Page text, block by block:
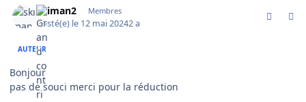
skiman2 Membres
Posté(e) le 12 mai 20242 a
AUTEUR
Bonjour
pas de souci merci pour la réduction